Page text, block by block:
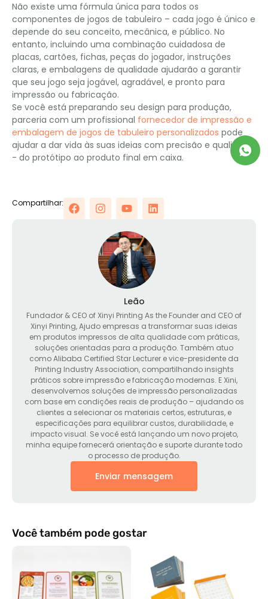
Não existe uma fórmula única para todos os
componentes de jogos de tabuleiro – cada jogo é único e
depende do seu conceito, mecânica, e público. No
entanto, incluindo uma combinação cuidadosa de
placas, cartões, fichas, peças do jogador, instruções
claras, e embalagens de qualidade ajudarão a garantir
que seu jogo seja jogável, agradável, e pronto para
impressão ou fabricação.
Se você está preparando seu design para produção,
parceria com um profissional fornecedor de impressão e
embalagem de jogos de tabuleiro personalizados pode
ajudar a dar vida às suas ideias com precisão e qualidade
- do protótipo ao produto final em caixa.
Compartilhar:
Leão
Fundador & CEO of Xinyi Printing As the Founder and CEO of
Xinyi Printing, Ajudo empresas a transformar suas ideias
em produtos impressos de alta qualidade com práticas,
soluções orientadas para a produção. Também atuo
como Alibaba Certified Star Lecturer e vice-presidente da
Printing Industry Association, compartilhando insights
práticos sobre impressão e fabricação modernas. E Xini,
desenvolvemos soluções de impressão personalizadas
com base em condições reais de produção – ajudando os
clientes a selecionar os materiais certos, estruturas, e
especificações para equilibrar custos, durabilidade, e
impacto visual. Se você está lançando um novo projeto,
minha equipe fornecerá orientação e suporte durante todo
o processo de produção.
Enviar mensagem
Você também pode gostar